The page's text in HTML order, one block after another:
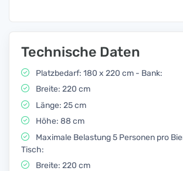
Technische Daten
Platzbedarf: 180 x 220 cm - Bank:
Breite: 220 cm
Länge: 25 cm
Höhe: 88 cm
Maximale Belastung 5 Personen pro
Tisch:
Breite: 220 cm